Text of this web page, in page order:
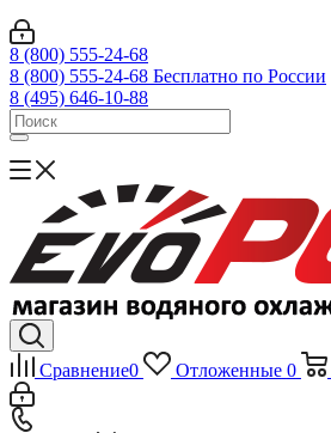
8 (800) 555-24-68
8 (800) 555-24-68 Бесплатно по России
8 (495) 646-10-88
Сравнение0 Отложенные 0